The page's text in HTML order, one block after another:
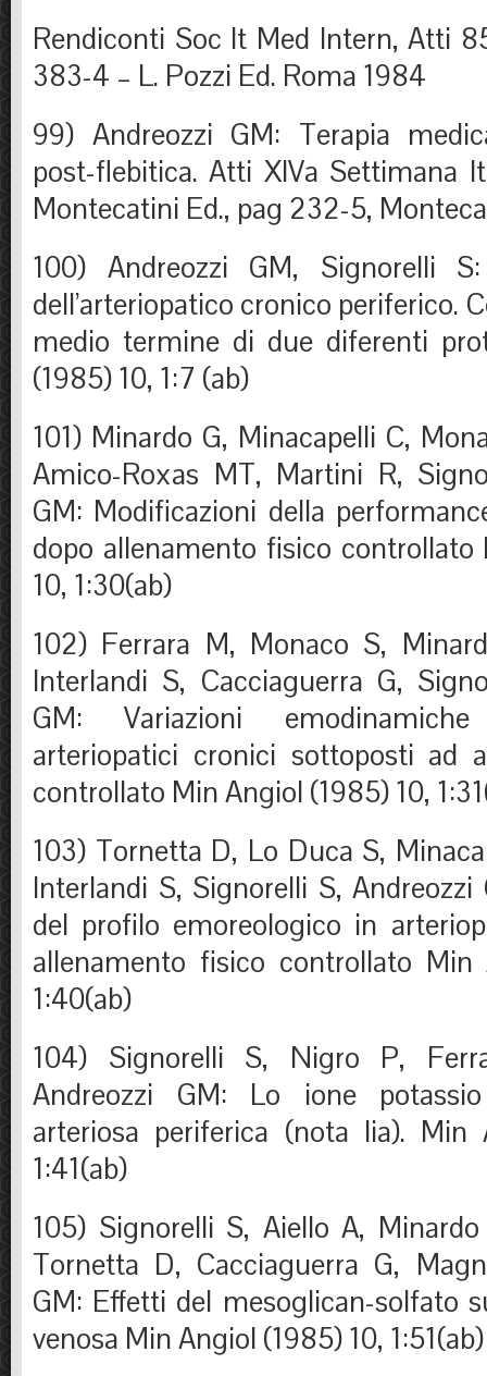
Rendiconti Soc It Med Intern, Atti
383-4 – L. Pozzi Ed. Roma 1984
99) Andreozzi GM: Terapia
post-flebitica. Atti XIVa Settimana
Montecatini Ed., pag 232-5,
100) Andreozzi GM, Signorelli
dell’arteriopatico cronico periferico.
medio termine di due diferenti
(1985) 10, 1:7 (ab)
101) Minardo G, Minacapelli C,
Amico-Roxas MT, Martini R,
GM: Modificazioni della
dopo allenamento fisico controllato
10, 1:30(ab)
102) Ferrara M, Monaco S,
Interlandi S, Cacciaguerra G,
GM: Variazioni
arteriopatici cronici sottoposti ad
controllato Min Angiol (1985) 10,
103) Tornetta D, Lo Duca S,
Interlandi S, Signorelli S,
del profilo emoreologico in
allenamento fisico controllato Min
1:40(ab)
104) Signorelli S, Nigro P,
Andreozzi GM: Lo ione potassio
arteriosa periferica (nota Iia). Min
1:41(ab)
105) Signorelli S, Aiello A,
Tornetta D, Cacciaguerra G,
GM: Effetti del mesoglican-solfato
venosa Min Angiol (1985) 10, 1:51(ab)